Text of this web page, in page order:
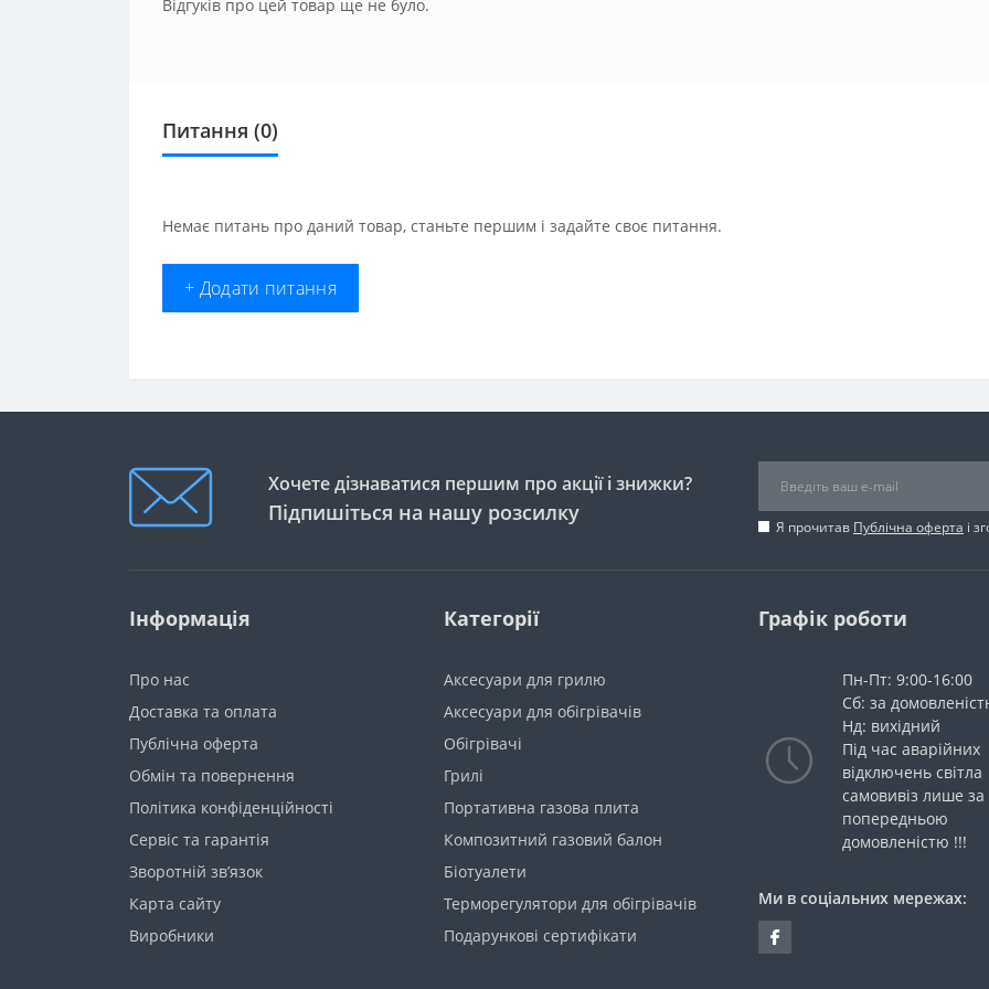
Відгуків про цей товар ще не було.
Питання (0)
Немає питань про даний товар, станьте першим і задайте своє питання.
+ Додати питання
Хочете дізнаватися першим про акції і знижки?
Підпишіться на нашу розсилку
Я прочитав Публічна оферта і
Інформація
Про нас
Доставка та оплата
Публічна оферта
Обмін та повернення
Політика конфіденційності
Сервіс та гарантія
Зворотній зв’язок
Карта сайту
Виробники
Категорії
Аксесуари для грилю
Аксесуари для обігрівачів
Обігрівачі
Грилі
Портативна газова плита
Композитний газовий балон
Біотуалети
Терморегулятори для обігрівачів
Подарункові сертифікати
Графік роботи
Пн-Пт: 9:00-16:00
Сб: за
Нд: вихідний
Під час аварійних
відключень світла
самовивіз лише за
попередньою
домовленістю !!!
Ми в соціальних мережах: